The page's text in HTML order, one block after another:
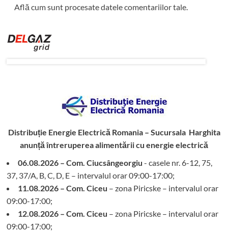
Află cum sunt procesate datele comentariilor tale.
Distribuție Energie Electrică Romania – Sucursala Harghita
anunță întreruperea alimentării cu energie electrică
06.08.2026 – Com. Ciucsângeorgiu - casele nr. 6-12, 75,
37, 37/A, B, C, D, E – intervalul orar 09:00-17:00;
11.08.2026 – Com. Ciceu – zona Piricske – intervalul orar
09:00-17:00;
12.08.2026 – Com. Ciceu – zona Piricske – intervalul orar
09:00-17:00;